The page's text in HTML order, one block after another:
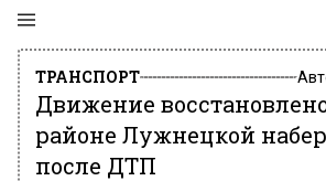
ТРАНСПОРТ
Движение
районе Лужнецкой
после ДТП